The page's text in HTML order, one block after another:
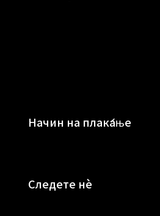
Начин на плаќање
Следете нè